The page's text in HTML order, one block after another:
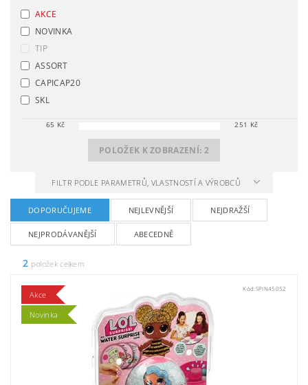
AKCE
NOVINKA
TIP
ASSORT
CAPICAP20
SKL
65 Kč 251 Kč
POLOŽEK K ZOBRAZENÍ: 2
FILTR PODLE PARAMETRŮ, VLASTNOSTÍ A VÝROBCŮ
DOPORUČUJEME NEJLEVNĚJŠÍ NEJDRAŽŠÍ
NEJPRODÁVANĚJŠÍ ABECEDNĚ
2 položek celkem
Akce
Novinka
Kód: SPIN45052